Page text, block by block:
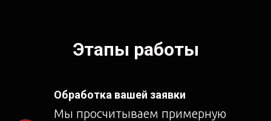
Этапы работы
Обработка вашей заявки
Мы просчитываем примерную